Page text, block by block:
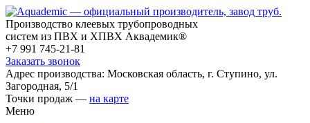
Производство клеевых трубопроводных
систем из ПВХ и ХПВХ Аквадемик®
+7 991 745-21-81
Заказать звонок
Адрес производства: Московская область, г. Ступино, ул.
Загородная, 5/1
Точки продаж — на карте
Меню